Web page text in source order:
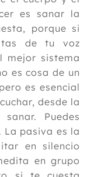
es sanar la
porque si
de tu voz
mejor sistema
es cosa de un
es esencial
desde la
Puedes
pasiva es la
en silencio
en grupo